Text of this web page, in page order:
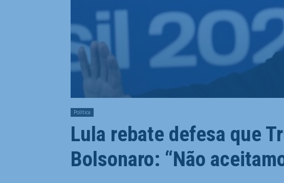
Política
Lula rebate defesa que
Bolsonaro: “Não